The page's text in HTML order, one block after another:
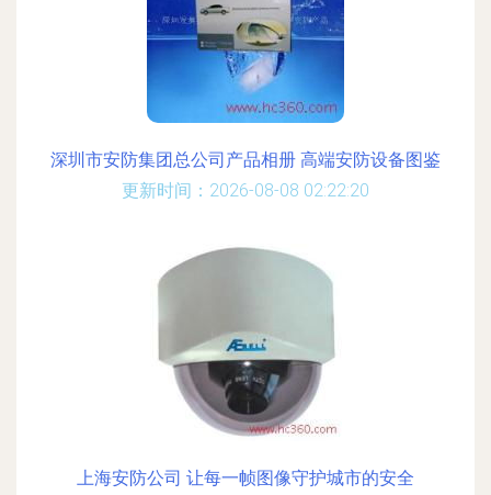
深圳市安防集团总公司产品相册 高端安防设备图鉴
更新时间：2026-08-08 02:22:20
上海安防公司 让每一帧图像守护城市的安全